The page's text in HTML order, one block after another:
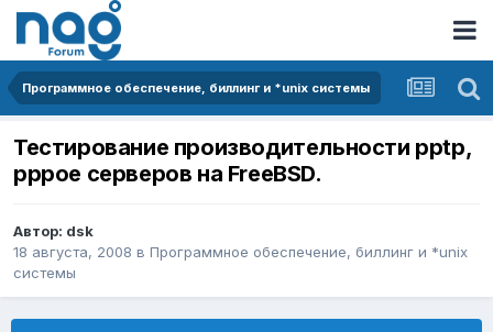
Программное обеспечение, биллинг и *unix системы
Тестирование производительности pptp,
pppoe серверов на FreeBSD.
Автор: dsk
18 августа, 2008 в Программное обеспечение, биллинг и *unix
системы